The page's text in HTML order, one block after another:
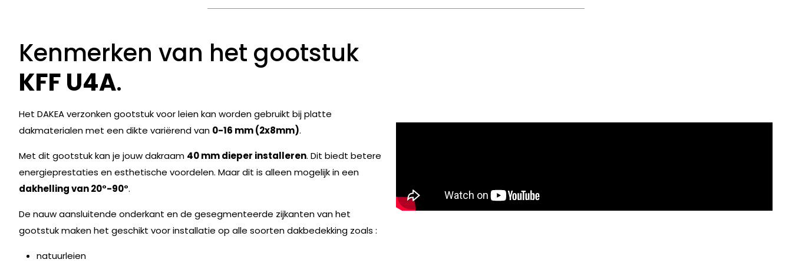
Kenmerken van het gootstuk
KFF U4A.
Het DAKEA verzonken gootstuk voor leien kan worden gebruikt bij platte
dakmaterialen met een dikte variërend van 0-16 mm (2x8mm).
Met dit gootstuk kan je jouw dakraam 40 mm dieper installeren. Dit biedt betere
energieprestaties en esthetische voordelen. Maar dit is alleen mogelijk in een
dakhelling van 20°-90°.
De nauw aansluitende onderkant en de gesegmenteerde zijkanten van het
gootstuk maken het geschikt voor installatie op alle soorten dakbedekking zoals :
natuurleien